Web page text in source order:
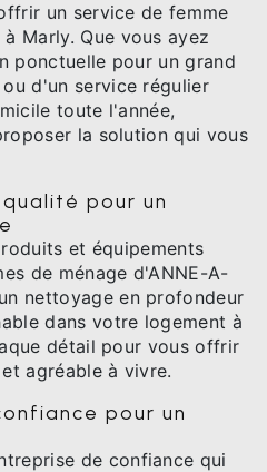
un service de femme
Marly. Que vous ayez
ponctuelle pour un grand
d'un service régulier
toute l'année,
la solution qui vous
pour un
et équipements
de ménage d'ANNE-A-
nettoyage en profondeur
dans votre logement à
détail pour vous offrir
agréable à vivre.
pour un
de confiance qui